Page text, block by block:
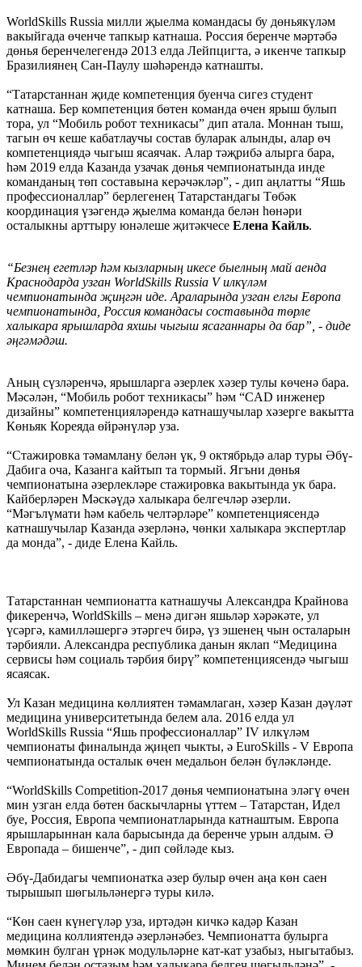
WorldSkills Russia милли җыелма командасы бу дөньякүләм
вакыйгада өченче тапкыр катнаша. Россия беренче мәртәбә
дөнья беренчелегендә 2013 елда Лейпцигта, ә икенче тапкыр
Бразилиянең Сан-Паулу шәһәрендә катнашты.
“Татарстаннан җиде компетенция буенча сигез студент
катнаша. Бер компетенция бөтен команда өчен ярыш булып
тора, ул “Мобиль робот техникасы” дип атала. Моннан тыш,
тагын өч кеше кабатлаучы состав буларак алынды, алар өч
компетенциядә чыгыш ясаячак. Алар тәҗрибә алырга бара,
һәм 2019 елда Казанда узачак дөнья чемпионатында инде
команданың төп составына керәчәкләр”, - дип аңлатты “Яшь
профессионаллар” берлегенең Татарстандагы Төбәк
координация үзәгендә җыелма команда белән һөнәри
осталыкны арттыру юнәлеше җитәкчесе Елена Кайль.
“Безнең егетләр һәм кызларның икесе быелның май аенда
Краснодарда узган WorldSkills Russia V илкүләм
чемпионатында җиңгән иде. Араларында узган елгы Европа
чемпионатында, Россия командасы составында төрле
халыкара ярышларда яхшы чыгыш ясаганнары да бар”, - диде
әңгәмәдәш.
Аның сүзләренчә, ярышларга әзерлек хәзер тулы көченә бара.
Мәсәлән, “Мобиль робот техникасы” һәм “CAD инженер
дизайны” компетенцияләрендә катнашучылар хәзерге вакытта
Көньяк Кореяда өйрәнүләр уза.
“Стажировка тәмамлану белән үк, 9 октябрьдә алар туры Әбү-
Дабига оча, Казанга кайтып та тормый. Ягъни дөнья
чемпионатына әзерлекләре стажировка вакытында ук бара.
Кайберләрен Мәскәүдә халыкара белгечләр әзерли.
“Мәгълүмати һәм кабель челтәрләре” компетенциясендә
катнашучылар Казанда әзерләнә, чөнки халыкара экспертлар
да монда”, - диде Елена Кайль.
Татарстаннан чемпионатта катнашучы Александра Крайнова
фикеренчә, WorldSkills – менә дигән яшьләр хәрәкәте, ул
үсәргә, камилләшергә этәргеч бирә, үз эшенең чын осталарын
тәрбияли. Александра республика данын яклап “Медицина
сервисы һәм социаль тәрбия бирү” компетенциясендә чыгыш
ясаясак.
Ул Казан медицина көллиятен тәмамлаган, хәзер Казан дәүләт
медицина университетында белем ала. 2016 елда ул
WorldSkills Russia “Яшь профессионаллар” IV илкүләм
чемпионаты финалында җиңеп чыкты, ә EuroSkills - V Европа
чемпионатында осталык өчен медальон белән бүләкләнде.
“WorldSkills Competition-2017 дөнья чемпионатына эләгү өчен
мин узган елда бөтен баскычларны үттем – Татарстан, Идел
буе, Россия, Европа чемпионатларында катнаштым. Европа
ярышларыннан кала барысында да беренче урын алдым. Ә
Европада – бишенче”, - дип сөйләде кыз.
Әбү-Дабидагы чемпионатка әзер булыр өчен аңа көн саен
тырышып шөгыльләнергә туры килә.
“Көн саен күнегүләр уза, иртәдән кичкә кадәр Казан
медицина коллиятендә әзерләнәбез. Чемпионатта булырга
мөмкин булган үрнәк модульләрне кат-кат узабыз, ныгытабыз.